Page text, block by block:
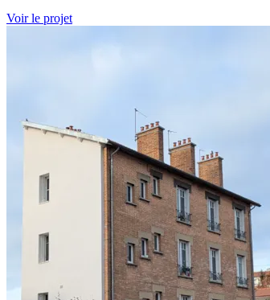
Voir le projet